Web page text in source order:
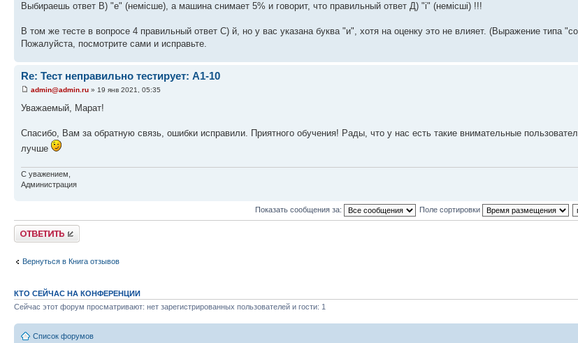
Выбираешь ответ В) "е" (немісше), а машина снимает 5% и говорит, что правильный ответ Д) "і" (немісші) !!!
В том же тесте в вопросе 4 правильный ответ С) й, но у вас указана буква "и", хотя на оценку это не влияет. (Выражение типа
Пожалуйста, посмотрите сами и исправьте.
Re: Тест неправильно тестирует: А1-10
admin@admin.ru » 19 янв 2021, 05:35
Уважаемый, Марат!
Спасибо, Вам за обратную связь, ошибки исправили. Приятного обучения! Рады, что у нас есть такие внимательные
лучше
С уважением,
Администрация
Показать сообщения за: Поле сортировки
Ответить
Вернуться в Книга отзывов
КТО СЕЙЧАС НА КОНФЕРЕНЦИИ
Сейчас этот форум просматривают: нет зарегистрированных пользователей и гости: 1
Список форумов